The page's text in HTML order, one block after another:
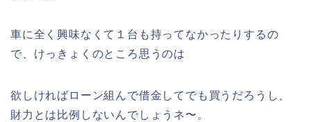
車に全く興味なくて１台も持ってなかったりするの
で、けっきょくのところ思うのは
欲しければローン組んで借金してでも買うだろうし、
財力とは比例しないんでしょうネ〜。